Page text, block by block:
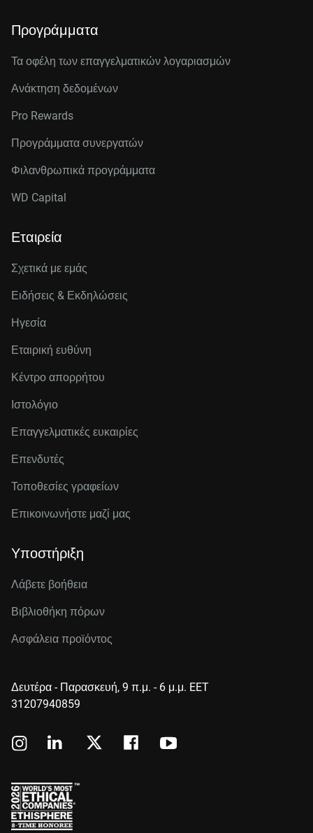
Προγράμματα
Τα οφέλη των επαγγελματικών λογαριασμών
Ανάκτηση δεδομένων
Pro Rewards
Προγράμματα συνεργατών
Φιλανθρωπικά προγράμματα
WD Capital
Εταιρεία
Σχετικά με εμάς
Ειδήσεις & Εκδηλώσεις
Ηγεσία
Εταιρική ευθύνη
Κέντρο απορρήτου
Ιστολόγιο
Επαγγελματικές ευκαιρίες
Επενδυτές
Τοποθεσίες γραφείων
Επικοινωνήστε μαζί μας
Υποστήριξη
Λάβετε βοήθεια
Βιβλιοθήκη πόρων
Ασφάλεια προϊόντος
Δευτέρα - Παρασκευή, 9 π.μ. - 6 μ.μ. EET
31207940859